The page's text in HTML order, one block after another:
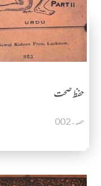
حفظ صحت
حصہ۔002